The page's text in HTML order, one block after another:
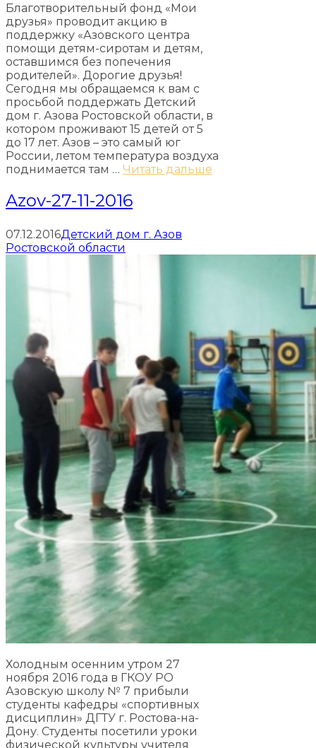
Благотворительный фонд «Мои
друзья» проводит акцию в
поддержку «Азовского центра
помощи детям-сиротам и детям,
оставшимся без попечения
родителей». Дорогие друзья!
Сегодня мы обращаемся к вам с
просьбой поддержать Детский
дом г. Азова Ростовской области, в
котором проживают 15 детей от 5
до 17 лет. Азов – это самый юг
России, летом температура воздуха
поднимается там … Читать дальше
Azov-27-11-2016
07.12.2016Детский дом г. Азов
Ростовской области
Холодным осенним утром 27
ноября 2016 года в ГКОУ РО
Азовскую школу № 7 прибыли
студенты кафедры «спортивных
дисциплин» ДГТУ г. Ростова-на-
Дону. Студенты посетили уроки
физической культуры учителя